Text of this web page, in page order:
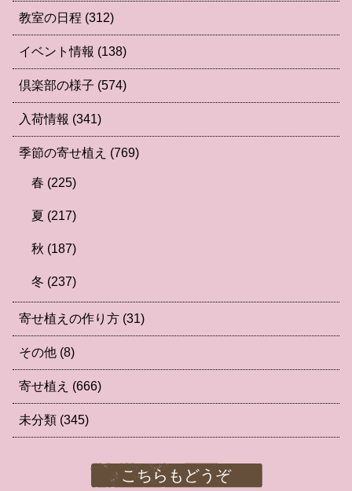
教室の日程 (312)
イベント情報 (138)
倶楽部の様子 (574)
入荷情報 (341)
季節の寄せ植え (769)
春 (225)
夏 (217)
秋 (187)
冬 (237)
寄せ植えの作り方 (31)
その他 (8)
寄せ植え (666)
未分類 (345)
こちらもどうぞ